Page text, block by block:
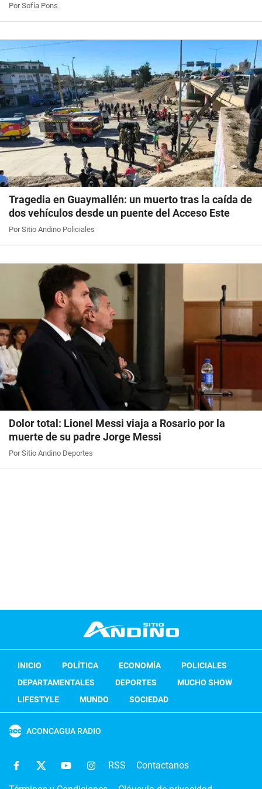
Por Sofía Pons
Tragedia en Guaymallén: un muerto tras la caída de
dos vehículos desde un puente del Acceso Este
Por Sitio Andino Policiales
Dolor total: Lionel Messi viaja a Rosario por la
muerte de su padre Jorge Messi
Por Sitio Andino Deportes
INICIO POLÍTICA ECONOMÍA
POLICIALES
DEPARTAMENTALES
DEPORTES
MUCHO SHOW
LIFESTYLE
MUNDO SOCIEDAD
ACONCAGUA RADIO
RSS Contactanos